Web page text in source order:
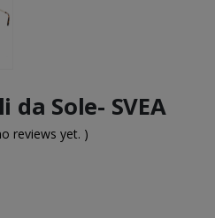
Sole- SVEA
reviews yet. )